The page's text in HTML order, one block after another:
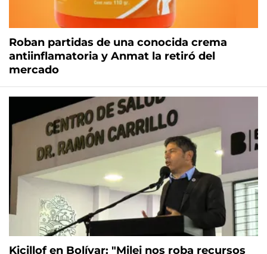
Roban partidas de una conocida crema
antiinflamatoria y Anmat la retiró del
mercado
Kicillof en Bolívar: "Milei nos roba recursos